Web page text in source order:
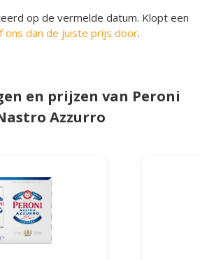
op de vermelde datum. Klopt een
ons dan de juiste prijs door.
en prijzen van Peroni
Azzurro